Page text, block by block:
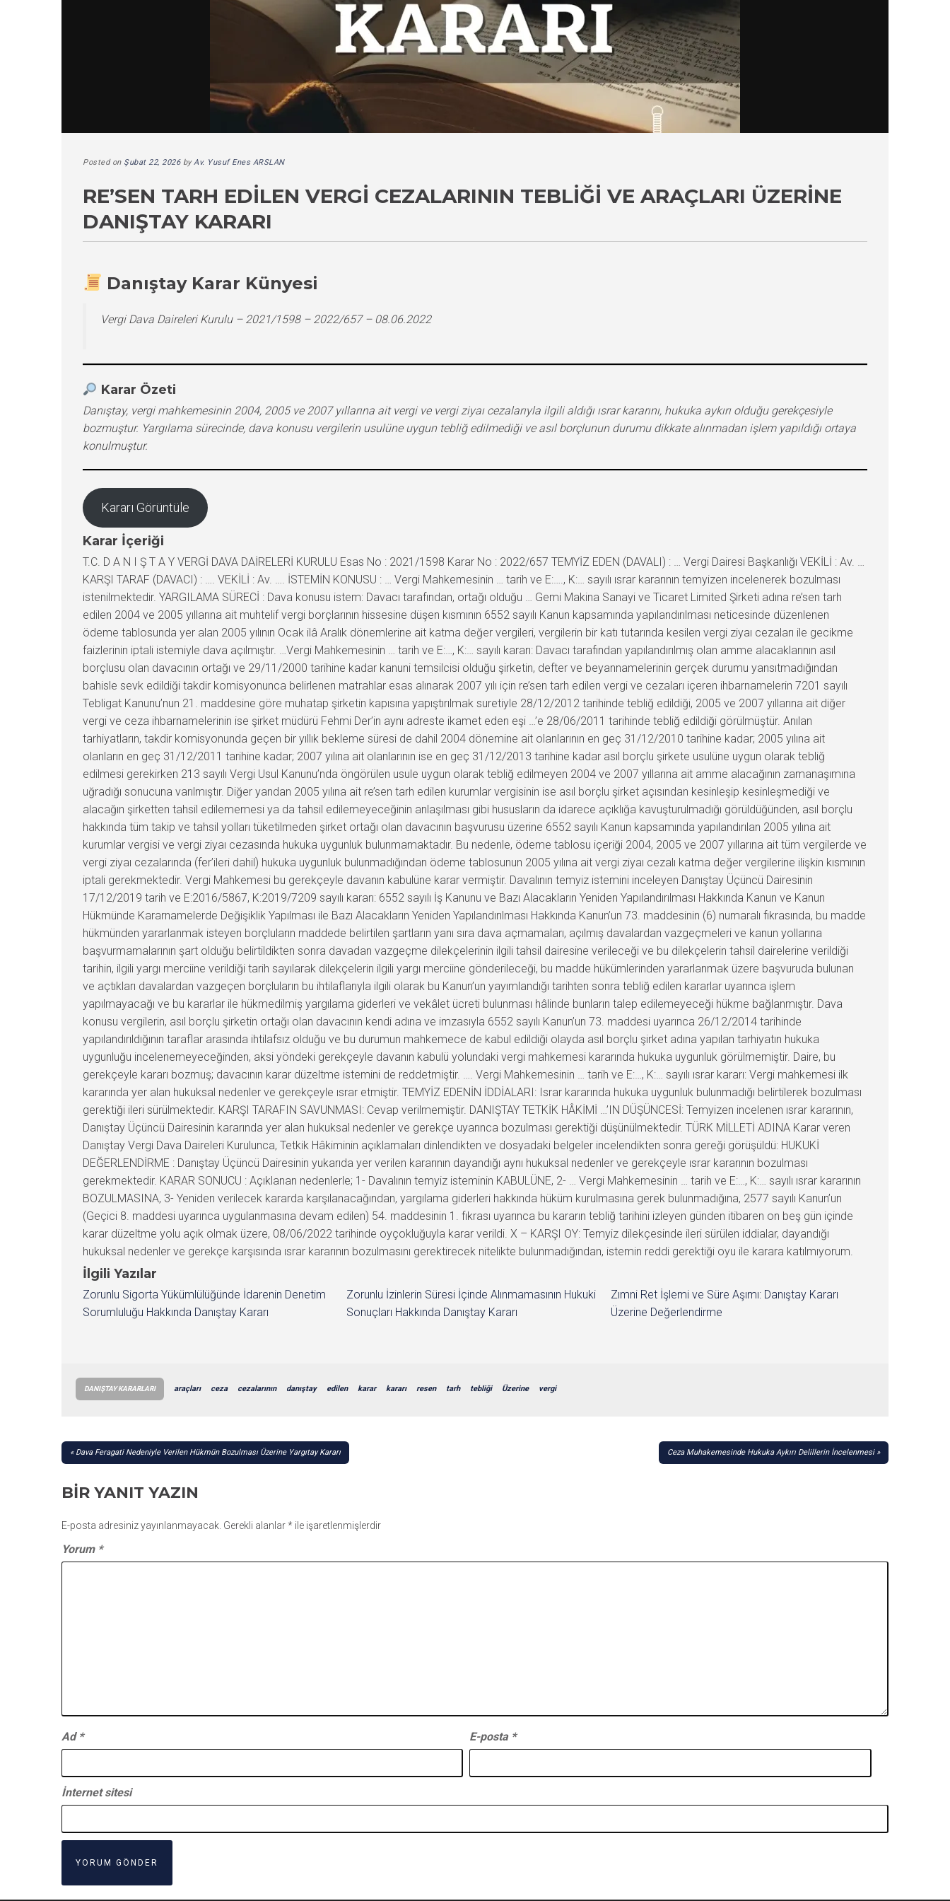
Posted on Şubat 22, 2026byAv. Yusuf Enes ARSLAN
RE’SEN TARH EDILEN VERGI CEZALARININ TEBLIĞI VE ARAÇLARI ÜZERINE
DANIŞTAY KARARI
Danıştay Karar Künyesi
Vergi Dava Daireleri Kurulu – 2021/1598 – 2022/657 – 08.06.2022
Karar Özeti
Danıştay, vergi mahkemesinin 2004, 2005 ve 2007 yıllarına ait vergi ve vergi ziyaı cezalarıyla ilgili aldığı ısrar kararını, hukuka aykırı olduğu gerekçesiyle
bozmuştur. Yargılama sürecinde, dava konusu vergilerin usulüne uygun tebliğ edilmediği ve asıl borçlunun durumu dikkate alınmadan işlem yapıldığı ortaya
konulmuştur.
Kararı Görüntüle
Karar İçeriği
T.C. D A N I Ş T A Y VERGİ DAVA DAİRELERİ KURULU Esas No : 2021/1598 Karar No : 2022/657 TEMYİZ EDEN (DAVALI) : … Vergi Dairesi Başkanlığı VEKİLİ : Av. …
KARŞI TARAF (DAVACI) : …. VEKİLİ : Av. …. İSTEMİN KONUSU : … Vergi Mahkemesinin … tarih ve E:…., K:… sayılı ısrar kararının temyizen incelenerek bozulması
istenilmektedir. YARGILAMA SÜRECİ : Dava konusu istem: Davacı tarafından, ortağı olduğu … Gemi Makina Sanayi ve Ticaret Limited Şirketi adına re’sen tarh
edilen 2004 ve 2005 yıllarına ait muhtelif vergi borçlarının hissesine düşen kısmının 6552 sayılı Kanun kapsamında yapılandırılması neticesinde düzenlenen
ödeme tablosunda yer alan 2005 yılının Ocak ilâ Aralık dönemlerine ait katma değer vergileri, vergilerin bir katı tutarında kesilen vergi ziyaı cezaları ile gecikme
faizlerinin iptali istemiyle dava açılmıştır. …Vergi Mahkemesinin … tarih ve E:…, K:… sayılı kararı: Davacı tarafından yapılandırılmış olan amme alacaklarının asıl
borçlusu olan davacının ortağı ve 29/11/2000 tarihine kadar kanuni temsilcisi olduğu şirketin, defter ve beyannamelerinin gerçek durumu yansıtmadığından
bahisle sevk edildiği takdir komisyonunca belirlenen matrahlar esas alınarak 2007 yılı için re’sen tarh edilen vergi ve cezaları içeren ihbarnamelerin 7201 sayılı
Tebligat Kanunu’nun 21. maddesine göre muhatap şirketin kapısına yapıştırılmak suretiyle 28/12/2012 tarihinde tebliğ edildiği, 2005 ve 2007 yıllarına ait diğer
vergi ve ceza ihbarnamelerinin ise şirket müdürü Fehmi Der’in aynı adreste ikamet eden eşi …’e 28/06/2011 tarihinde tebliğ edildiği görülmüştür. Anılan
tarhiyatların, takdir komisyonunda geçen bir yıllık bekleme süresi de dahil 2004 dönemine ait olanlarının en geç 31/12/2010 tarihine kadar; 2005 yılına ait
olanların en geç 31/12/2011 tarihine kadar; 2007 yılına ait olanlarının ise en geç 31/12/2013 tarihine kadar asıl borçlu şirkete usulüne uygun olarak tebliğ
edilmesi gerekirken 213 sayılı Vergi Usul Kanunu’nda öngörülen usule uygun olarak tebliğ edilmeyen 2004 ve 2007 yıllarına ait amme alacağının zamanaşımına
uğradığı sonucuna varılmıştır. Diğer yandan 2005 yılına ait re’sen tarh edilen kurumlar vergisinin ise asıl borçlu şirket açısından kesinleşip kesinleşmediği ve
alacağın şirketten tahsil edilememesi ya da tahsil edilemeyeceğinin anlaşılması gibi hususların da idarece açıklığa kavuşturulmadığı görüldüğünden, asıl borçlu
hakkında tüm takip ve tahsil yolları tüketilmeden şirket ortağı olan davacının başvurusu üzerine 6552 sayılı Kanun kapsamında yapılandırılan 2005 yılına ait
kurumlar vergisi ve vergi ziyaı cezasında hukuka uygunluk bulunmamaktadır. Bu nedenle, ödeme tablosu içeriği 2004, 2005 ve 2007 yıllarına ait tüm vergilerde ve
vergi ziyaı cezalarında (fer’ileri dahil) hukuka uygunluk bulunmadığından ödeme tablosunun 2005 yılına ait vergi ziyaı cezalı katma değer vergilerine ilişkin kısmının
iptali gerekmektedir. Vergi Mahkemesi bu gerekçeyle davanın kabulüne karar vermiştir. Davalının temyiz istemini inceleyen Danıştay Üçüncü Dairesinin
17/12/2019 tarih ve E:2016/5867, K:2019/7209 sayılı kararı: 6552 sayılı İş Kanunu ve Bazı Alacakların Yeniden Yapılandırılması Hakkında Kanun ve Kanun
Hükmünde Kararnamelerde Değişiklik Yapılması ile Bazı Alacakların Yeniden Yapılandırılması Hakkında Kanun’un 73. maddesinin (6) numaralı fıkrasında, bu madde
hükmünden yararlanmak isteyen borçluların maddede belirtilen şartların yanı sıra dava açmamaları, açılmış davalardan vazgeçmeleri ve kanun yollarına
başvurmamalarının şart olduğu belirtildikten sonra davadan vazgeçme dilekçelerinin ilgili tahsil dairesine verileceği ve bu dilekçelerin tahsil dairelerine verildiği
tarihin, ilgili yargı merciine verildiği tarih sayılarak dilekçelerin ilgili yargı merciine gönderileceği, bu madde hükümlerinden yararlanmak üzere başvuruda bulunan
ve açtıkları davalardan vazgeçen borçluların bu ihtilaflarıyla ilgili olarak bu Kanun’un yayımlandığı tarihten sonra tebliğ edilen kararlar uyarınca işlem
yapılmayacağı ve bu kararlar ile hükmedilmiş yargılama giderleri ve vekâlet ücreti bulunması hâlinde bunların talep edilemeyeceği hükme bağlanmıştır. Dava
konusu vergilerin, asıl borçlu şirketin ortağı olan davacının kendi adına ve imzasıyla 6552 sayılı Kanun’un 73. maddesi uyarınca 26/12/2014 tarihinde
yapılandırıldığının taraflar arasında ihtilafsız olduğu ve bu durumun mahkemece de kabul edildiği olayda asıl borçlu şirket adına yapılan tarhiyatın hukuka
uygunluğu incelenemeyeceğinden, aksi yöndeki gerekçeyle davanın kabulü yolundaki vergi mahkemesi kararında hukuka uygunluk görülmemiştir. Daire, bu
gerekçeyle kararı bozmuş; davacının karar düzeltme istemini de reddetmiştir. …. Vergi Mahkemesinin … tarih ve E:…, K:… sayılı ısrar kararı: Vergi mahkemesi ilk
kararında yer alan hukuksal nedenler ve gerekçeyle ısrar etmiştir. TEMYİZ EDENİN İDDİALARI: Israr kararında hukuka uygunluk bulunmadığı belirtilerek bozulması
gerektiği ileri sürülmektedir. KARŞI TARAFIN SAVUNMASI: Cevap verilmemiştir. DANIŞTAY TETKİK HÂKİMİ …’IN DÜŞÜNCESİ: Temyizen incelenen ısrar kararının,
Danıştay Üçüncü Dairesinin kararında yer alan hukuksal nedenler ve gerekçe uyarınca bozulması gerektiği düşünülmektedir. TÜRK MİLLETİ ADINA Karar veren
Danıştay Vergi Dava Daireleri Kurulunca, Tetkik Hâkiminin açıklamaları dinlendikten ve dosyadaki belgeler incelendikten sonra gereği görüşüldü: HUKUKİ
DEĞERLENDİRME : Danıştay Üçüncü Dairesinin yukarıda yer verilen kararının dayandığı aynı hukuksal nedenler ve gerekçeyle ısrar kararının bozulması
gerekmektedir. KARAR SONUCU : Açıklanan nedenlerle; 1- Davalının temyiz isteminin KABULÜNE, 2- … Vergi Mahkemesinin … tarih ve E:…, K:… sayılı ısrar kararının
BOZULMASINA, 3- Yeniden verilecek kararda karşılanacağından, yargılama giderleri hakkında hüküm kurulmasına gerek bulunmadığına, 2577 sayılı Kanun’un
(Geçici 8. maddesi uyarınca uygulanmasına devam edilen) 54. maddesinin 1. fıkrası uyarınca bu kararın tebliğ tarihini izleyen günden itibaren on beş gün içinde
karar düzeltme yolu açık olmak üzere, 08/06/2022 tarihinde oyçokluğuyla karar verildi. X – KARŞI OY: Temyiz dilekçesinde ileri sürülen iddialar, dayandığı
hukuksal nedenler ve gerekçe karşısında ısrar kararının bozulmasını gerektirecek nitelikte bulunmadığından, istemin reddi gerektiği oyu ile karara katılmıyorum.
İlgili Yazılar
Zorunlu Sigorta Yükümlülüğünde İdarenin Denetim
Sorumluluğu Hakkında Danıştay Kararı
Zorunlu İzinlerin Süresi İçinde Alınmamasının Hukuki
Sonuçları Hakkında Danıştay Kararı
Zımni Ret İşlemi ve Süre Aşımı: Danıştay Kararı
Üzerine Değerlendirme
DANIŞTAY KARARLARI araçları ceza cezalarının danıştay edilen karar kararı resen tarh tebliği Üzerine vergi
YAZI
Dava Feragati Nedeniyle Verilen Hükmün Bozulması Üzerine Yargıtay Kararı Ceza Muhakemesinde Hukuka Aykırı Delillerin İncelenmesi
BIR YANIT YAZIN
E-posta adresiniz yayınlanmayacak. Gerekli alanlar* ile işaretlenmişlerdir
Yorum *
Ad * E-posta *
İnternet sitesi